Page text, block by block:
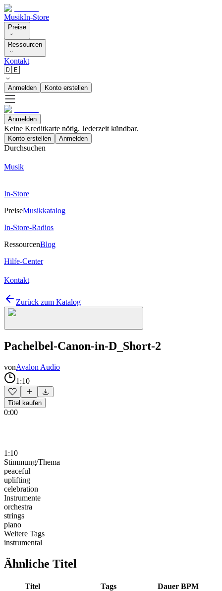
MusikIn-Store
Preise
Ressourcen
Kontakt
🇩🇪
Anmelden Konto erstellen
Anmelden
Keine Kreditkarte nötig. Jederzeit kündbar.
Konto erstellen Anmelden
Durchsuchen
Musik
In-Store
PreiseMusikkatalog
In-Store-Radios
RessourcenBlog
Hilfe-Center
Kontakt
Zurück zum Katalog
Pachelbel-Canon-in-D_Short-2
vonAvalon Audio
1:10
Titel kaufen
0:00
1:10
Stimmung/Thema
peaceful
uplifting
celebration
Instrumente
orchestra
strings
piano
Weitere Tags
instrumental
Ähnliche Titel
Titel Tags Dauer BPM